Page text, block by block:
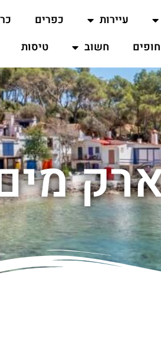
עיירות כפרים
חופים חשוב טיסות